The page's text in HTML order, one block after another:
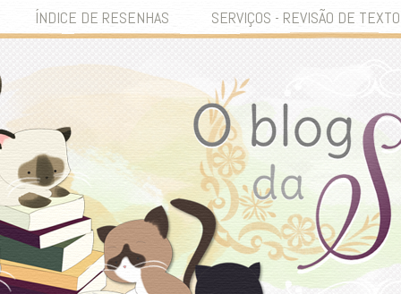
ÍNDICE DE RESENHAS SERVIÇOS - REVISÃO DE TEXTO